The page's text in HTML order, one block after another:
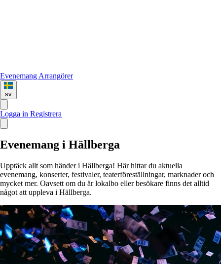
Evenemang Arrangörer
sv
Logga in Registrera
Evenemang i Hällberga
Upptäck allt som händer i Hällberga! Här hittar du aktuella
evenemang, konserter, festivaler, teaterföreställningar, marknader och
mycket mer. Oavsett om du är lokalbo eller besökare finns det alltid
något att uppleva i Hällberga.